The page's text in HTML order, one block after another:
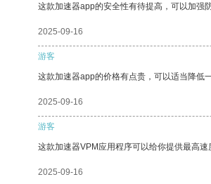
这款加速器app的安全性有待提高，可以加强
2025-09-16
游客
这款加速器app的价格有点贵，可以适当降低
2025-09-16
游客
这款加速器VPM应用程序可以给你提供最高
2025-09-16